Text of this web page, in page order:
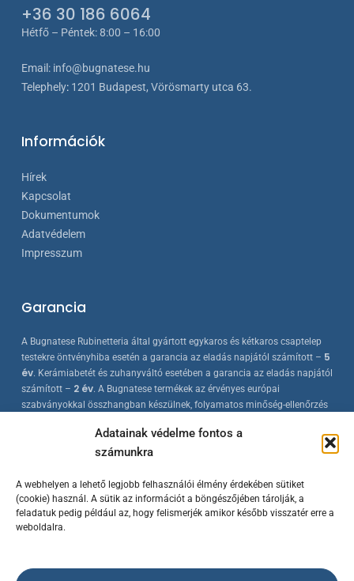
Adatainak védelme fontos a
számunkra
A webhelyen a lehető legjobb felhasználói élmény érdekében sütiket
(cookie) használ. A sütik az információt a böngészőjében tárolják, a
feladatuk pedig például az, hogy felismerjék amikor később visszatér erre a
weboldalra.
+36 30 186 6064
Hétfő – Péntek: 8:00 – 16:00
Email: info@bugnatese.hu
Telephely: 1201 Budapest, Vörösmarty utca 63.
Információk
Hírek
Kapcsolat
Dokumentumok
Adatvédelem
Impresszum
Garancia
A Bugnatese Rubinetteria által gyártott egykaros és kétkaros csaptelep
testekre öntvényhiba esetén a garancia az eladás napjától számított – 5
év. Kerámiabetét és zuhanyváltó esetében a garancia az eladás napjától
számított – 2 év. A Bugnatese termékek az érvényes európai
szabványokkal összhangban készülnek, folyamatos minőség-ellenőrzés